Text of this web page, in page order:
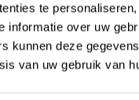
te
informatie over uw
kunnen deze
van uw gebruik van
tijdensDisney in